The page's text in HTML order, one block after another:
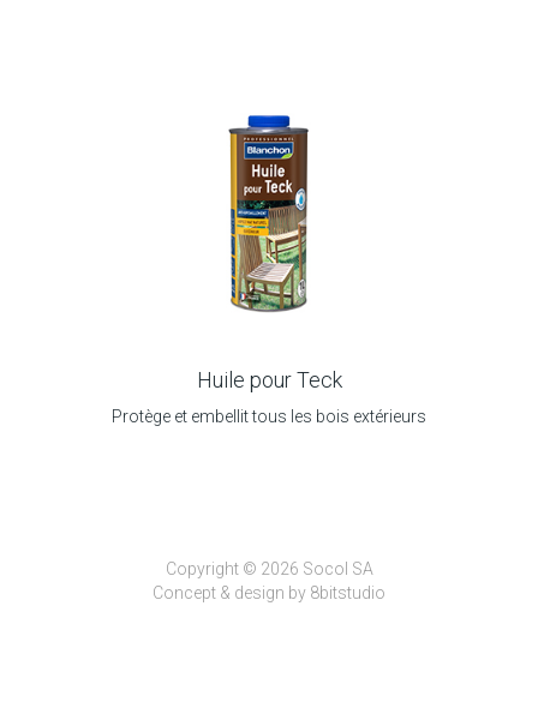
Huile pour Teck
Protège et embellit tous les bois extérieurs
Copyright © 2026 Socol SA
Concept & design by 8bitstudio